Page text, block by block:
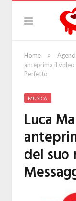
Home »
anteprima il video
Perfetto
MUSICA
Luca
del suo